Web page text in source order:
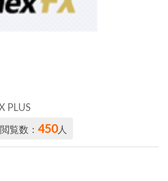
PLUS
覧数：450人